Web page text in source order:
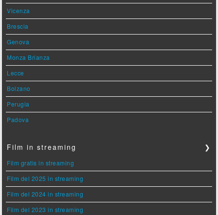
Vicenza
Brescia
Genova
Monza Brianza
Lecce
Bolzano
Perugia
Padova
Film in streaming ❯
Film gratis in streaming
Film del 2025 in streaming
Film del 2024 in streaming
Film del 2023 in streaming